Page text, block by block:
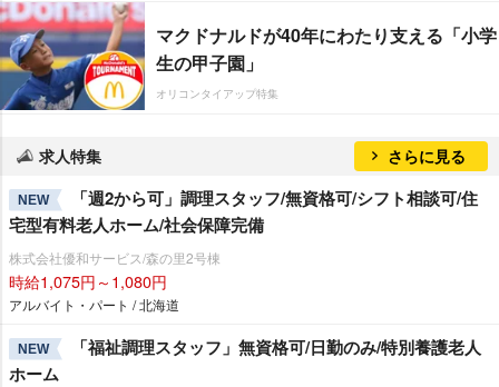
マクドナルドが40年にわたり支える「小学
生の甲子園」
オリコンタイアップ特集
求人特集 さらに見る
NEW
「週2から可」調理スタッフ/無資格可/シフト相談可/住
宅型有料老人ホーム/社会保障完備
株式会社優和サービス/森の里2号棟
時給1,075円～1,080円
アルバイト・パート / 北海道
NEW
「福祉調理スタッフ」無資格可/日勤のみ/特別養護老人
ホーム